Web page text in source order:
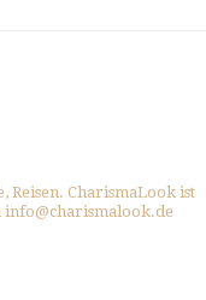
Reisen. CharismaLook ist